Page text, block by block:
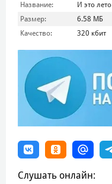
Название:
И это лето
Размер:
6.58 МБ
Качество:
320 кбит
Слушать онлайн: